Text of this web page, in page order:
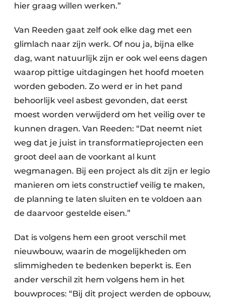
hier graag willen werken.”
Van Reeden gaat zelf ook elke dag met een
glimlach naar zijn werk. Of nou ja, bijna elke
dag, want natuurlijk zijn er ook wel eens dagen
waarop pittige uitdagingen het hoofd moeten
worden geboden. Zo werd er in het pand
behoorlijk veel asbest gevonden, dat eerst
moest worden verwijderd om het veilig over te
kunnen dragen. Van Reeden: “Dat neemt niet
weg dat je juist in transformatieprojecten een
groot deel aan de voorkant al kunt
wegmanagen. Bij een project als dit zijn er legio
manieren om iets constructief veilig te maken,
de planning te laten sluiten en te voldoen aan
de daarvoor gestelde eisen.”
Dat is volgens hem een groot verschil met
nieuwbouw, waarin de mogelijkheden om
slimmigheden te bedenken beperkt is. Een
ander verschil zit hem volgens hem in het
bouwproces: “Bij dit project werden de opbouw,